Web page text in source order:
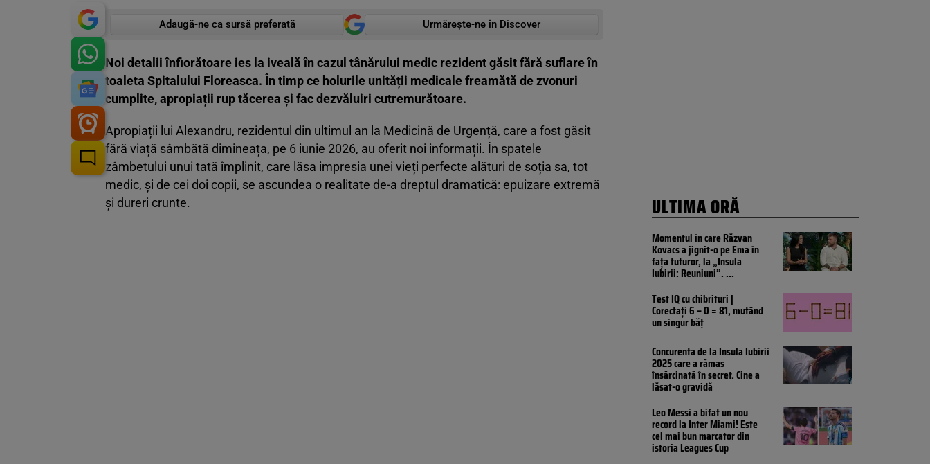
Adaugă-ne ca sursă preferată Urmărește-ne în Discover
Noi detalii înfiorătoare ies la iveală în cazul tânărului medic rezident găsit fără suflare în
toaleta Spitalului Floreasca. În timp ce holurile unității medicale freamătă de zvonuri
cumplite, apropiații rup tăcerea și fac dezvăluiri cutremurătoare.
Apropiații lui Alexandru, rezidentul din ultimul an la Medicină de Urgență, care a fost găsit
fără viață sâmbătă dimineața, pe 6 iunie 2026, au oferit noi informații. În spatele
zâmbetului unui tată împlinit, care lăsa impresia unei vieți perfecte alături de soția sa, tot
medic, și de cei doi copii, se ascundea o realitate de-a dreptul dramatică: epuizare extremă
și dureri crunte.
ULTIMA ORĂ
Momentul în care Răzvan
Kovacs a jignit-o pe Ema în
fața tuturor, la „Insula
Iubirii: Reuniuni”....
Test IQ cu chibrituri |
Corectați 6 – 0 = 81, mutând
un singur băț
Concurenta de la Insula Iubirii
2025 care a rămas
însărcinată în secret. Cine a
lăsat-o gravidă
Leo Messi a bifat un nou
record la Inter Miami! Este
cel mai bun marcator din
istoria Leagues Cup